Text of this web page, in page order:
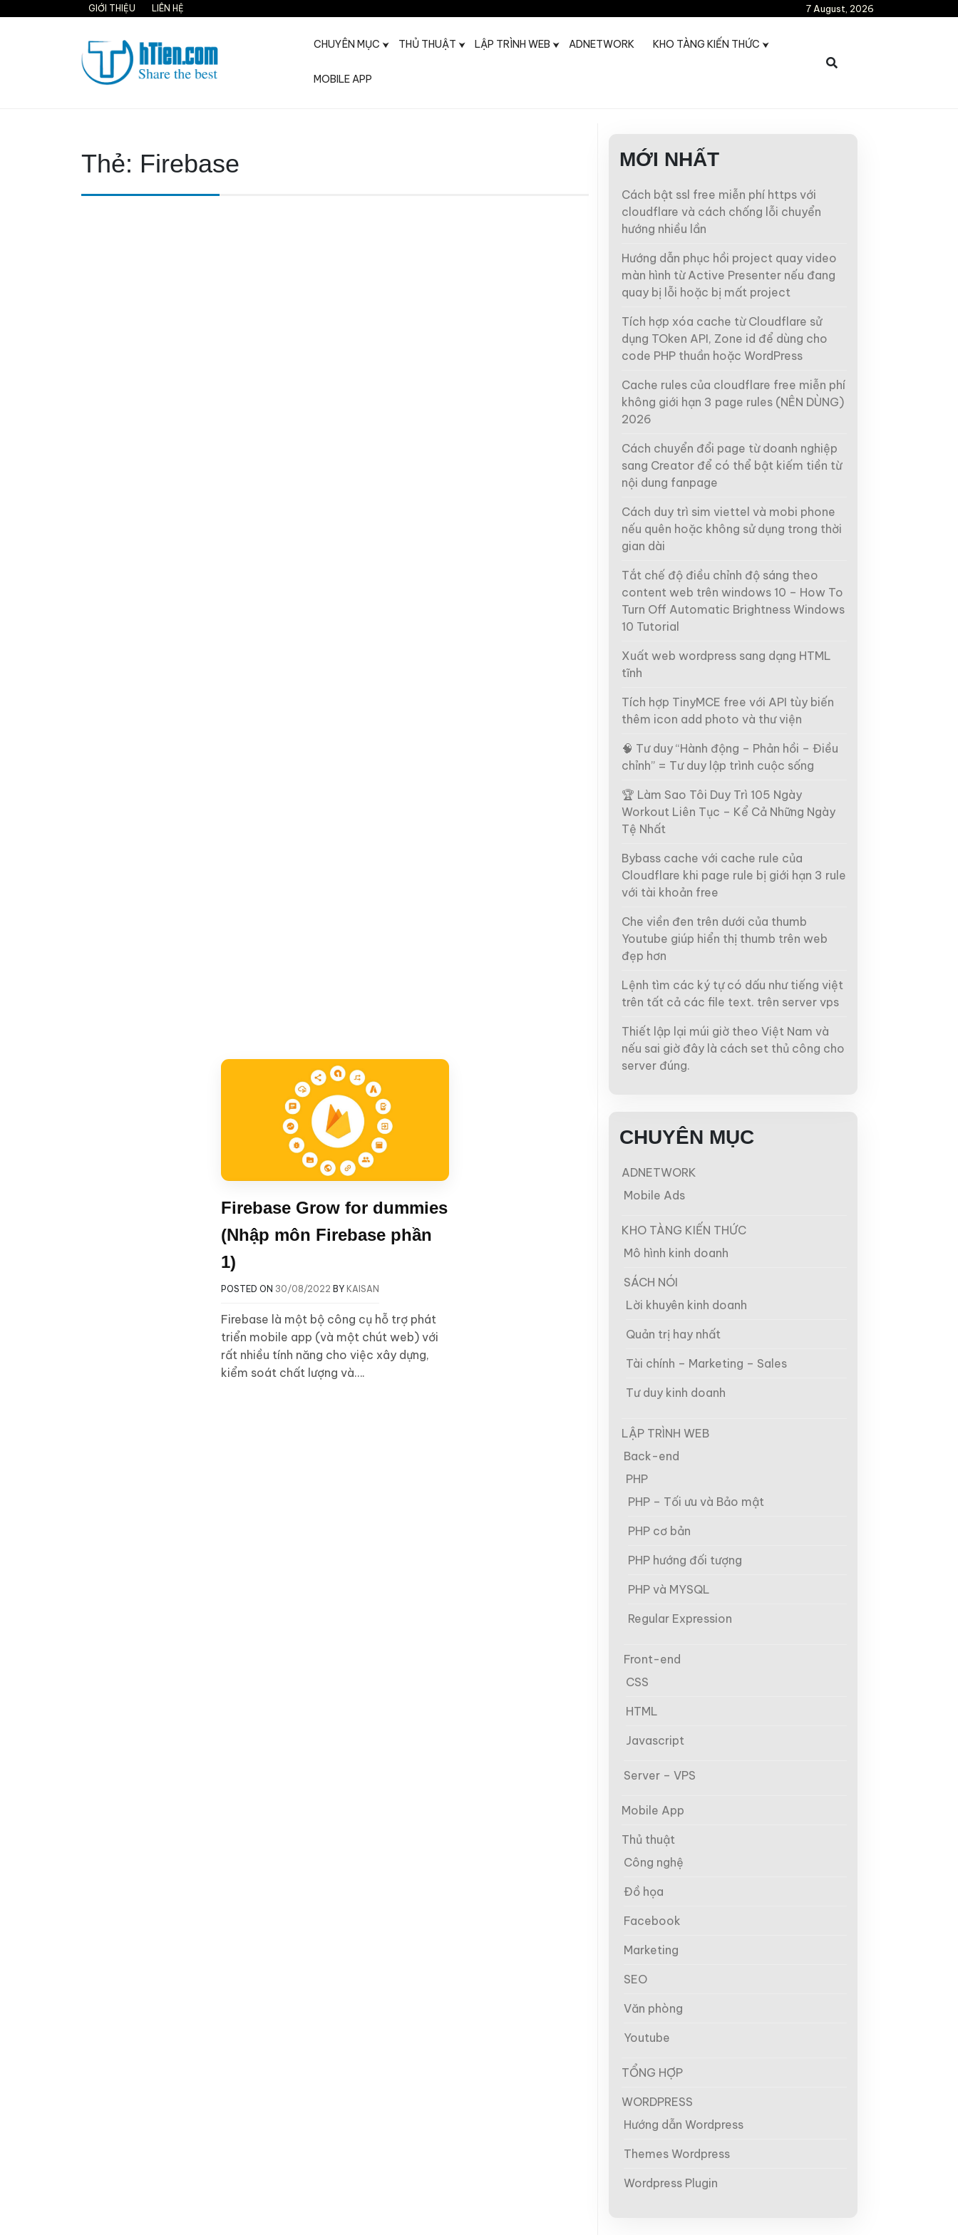
GIỚI THIỆU LIÊN HỆ 7 August, 2026
CHUYÊN MỤC THỦ THUẬT LẬP TRÌNH WEB ADNETWORK KHO TÀNG KIẾN THỨC
MOBILE APP
Thẻ: Firebase
Firebase Grow for dummies
(Nhập môn Firebase phần
1)
POSTED ON 30/08/2022 BY KAISAN
Firebase là một bộ công cụ hỗ trợ phát
triển mobile app (và một chút web) với
rất nhiều tính năng cho việc xây dựng,
kiểm soát chất lượng và….
MỚI NHẤT
Cách bật ssl free miễn phí https với
cloudflare và cách chống lỗi chuyển
hướng nhiều lần
Hướng dẫn phục hồi project quay video
màn hình từ Active Presenter nếu đang
quay bị lỗi hoặc bị mất project
Tích hợp xóa cache từ Cloudflare sử
dụng TOken API, Zone id để dùng cho
code PHP thuần hoặc WordPress
Cache rules của cloudflare free miễn phí
không giới hạn 3 page rules (NÊN DÙNG)
2026
Cách chuyển đổi page từ doanh nghiệp
sang Creator để có thể bật kiếm tiền từ
nội dung fanpage
Cách duy trì sim viettel và mobi phone
nếu quên hoặc không sử dụng trong thời
gian dài
Tắt chế độ điều chỉnh độ sáng theo
content web trên windows 10 – How To
Turn Off Automatic Brightness Windows
10 Tutorial
Xuất web wordpress sang dạng HTML
tĩnh
Tích hợp TinyMCE free với API tùy biến
thêm icon add photo và thư viện
🧠 Tư duy “Hành động – Phản hồi – Điều
chỉnh” = Tư duy lập trình cuộc sống
🏆 Làm Sao Tôi Duy Trì 105 Ngày
Workout Liên Tục – Kể Cả Những Ngày
Tệ Nhất
Bybass cache với cache rule của
Cloudflare khi page rule bị giới hạn 3 rule
với tài khoản free
Che viền đen trên dưới của thumb
Youtube giúp hiển thị thumb trên web
đẹp hơn
Lệnh tìm các ký tự có dấu như tiếng việt
trên tất cả các file text. trên server vps
Thiết lập lại múi giờ theo Việt Nam và
nếu sai giờ đây là cách set thủ công cho
server đúng.
CHUYÊN MỤC
ADNETWORK
Mobile Ads
KHO TÀNG KIẾN THỨC
Mô hình kinh doanh
SÁCH NÓI
Lời khuyên kinh doanh
Quản trị hay nhất
Tài chính – Marketing – Sales
Tư duy kinh doanh
LẬP TRÌNH WEB
Back-end
PHP
PHP – Tối ưu và Bảo mật
PHP cơ bản
PHP hướng đối tượng
PHP và MYSQL
Regular Expression
Front-end
CSS
HTML
Javascript
Server – VPS
Mobile App
Thủ thuật
Công nghệ
Đồ họa
Facebook
Marketing
SEO
Văn phòng
Youtube
TỔNG HỢP
WORDPRESS
Hướng dẫn Wordpress
Themes Wordpress
Wordpress Plugin